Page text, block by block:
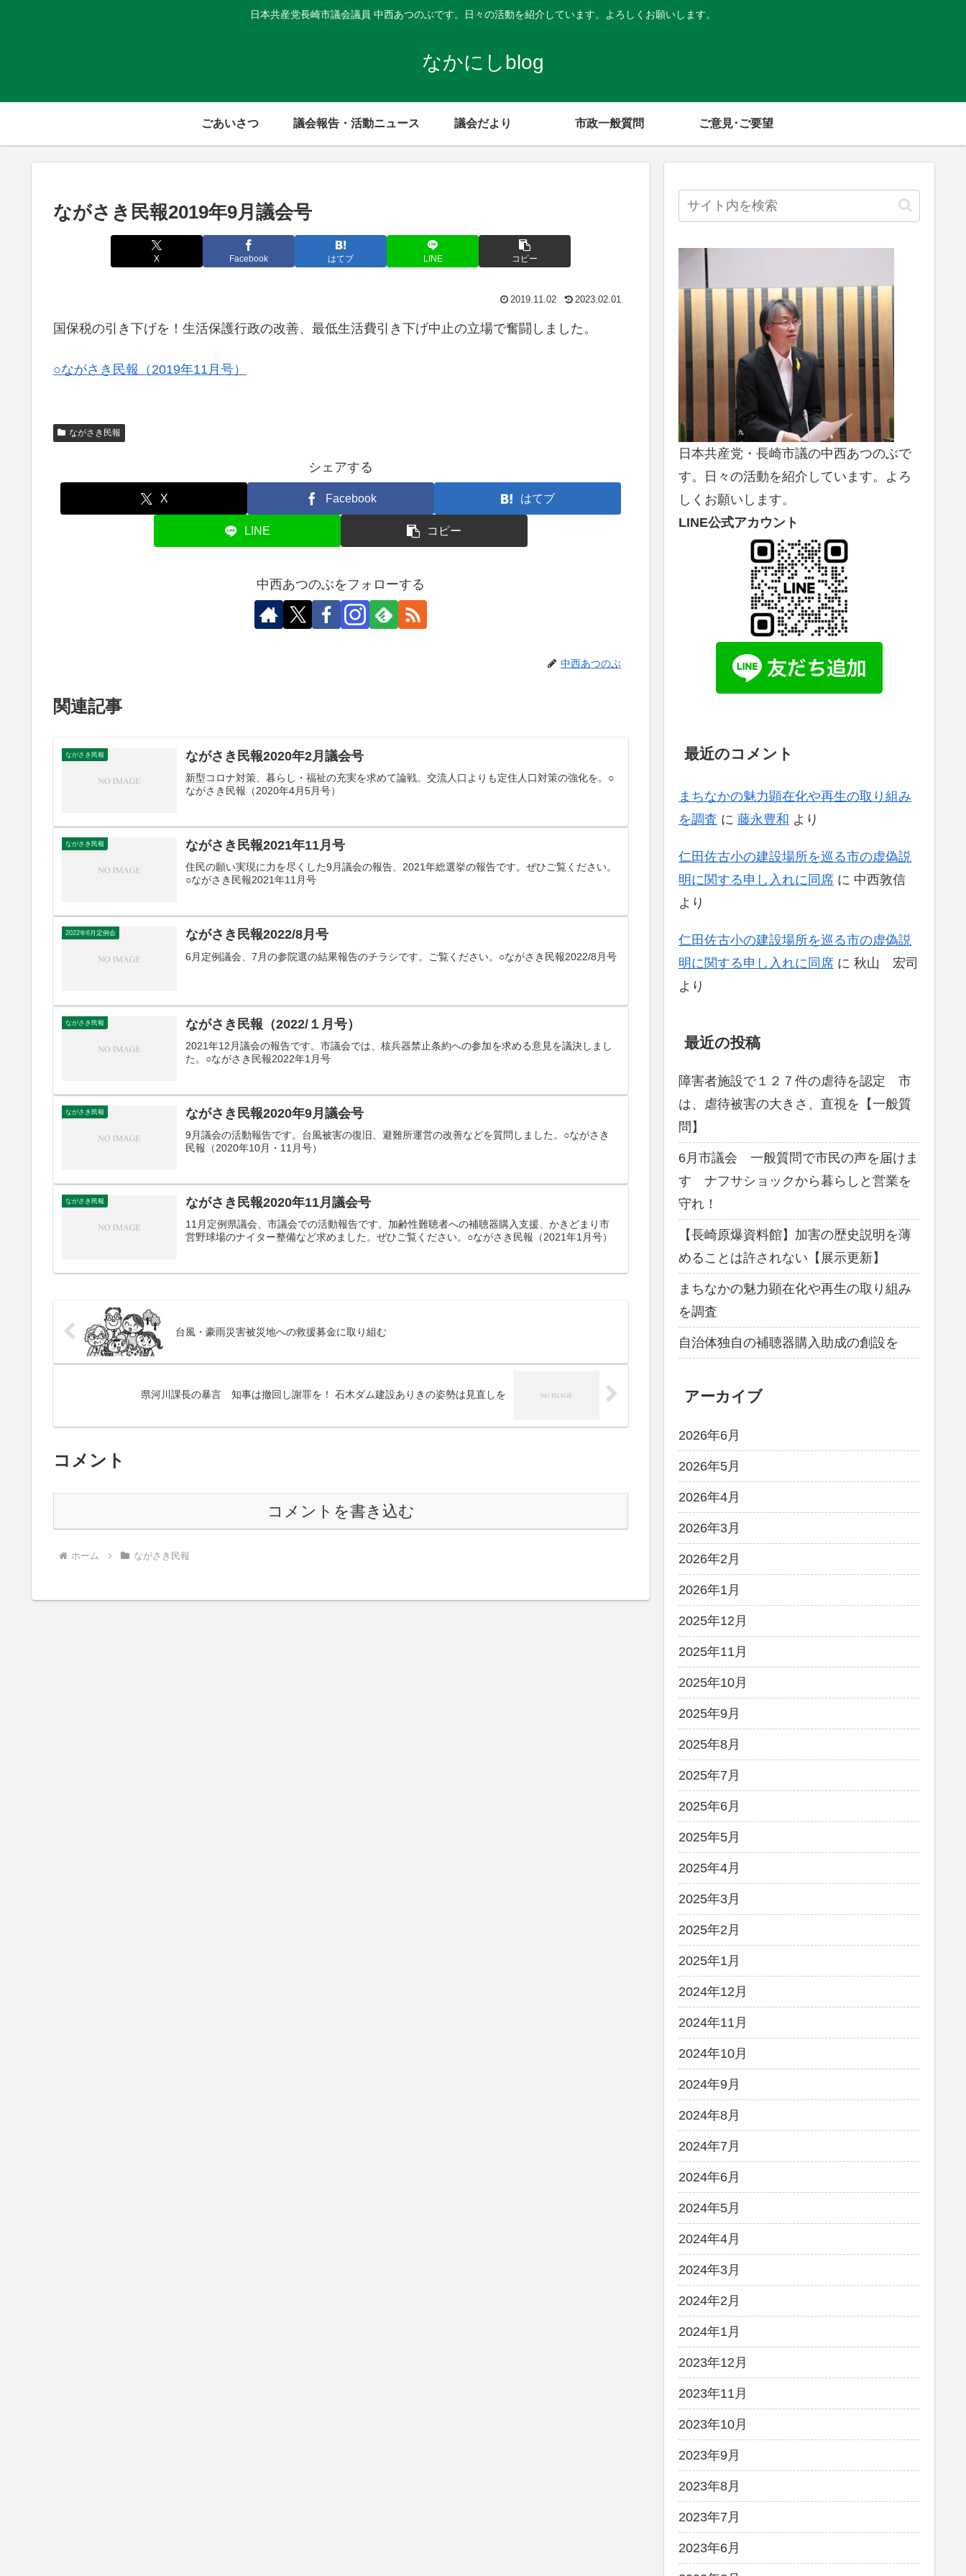
日本共産党長崎市議会議員 中西あつのぶです。日々の活動を紹介しています。よろしくお願いします。
なかにしblog
ごあいさつ 議会報告・活動ニュース 議会だより 市政一般質問 ご意見･ご要望
ながさき民報2019年9月議会号
X Facebook はてブ LINE コピー
2019.11.02 2023.02.01
国保税の引き下げを！生活保護行政の改善、最低生活費引き下げ中止の立場で奮闘しました。
○ながさき民報（2019年11月号）
ながさき民報
シェアする
X Facebook はてブ
LINE コピー
中西あつのぶをフォローする
中西あつのぶ
関連記事
ながさき民報 ながさき民報2020年2月議会号
新型コロナ対策、暮らし・福祉の充実を求めて論戦。交流人口よりも定住人口対策の強化を。○
ながさき民報（2020年4月5月号）
ながさき民報 ながさき民報2021年11月号
住民の願い実現に力を尽くした9月議会の報告、2021年総選挙の報告です。ぜひご覧ください。
○ながさき民報2021年11月号
2022年6月定例会 ながさき民報2022/8月号
6月定例議会、7月の参院選の結果報告のチラシです。ご覧ください。○ながさき民報2022/8月号
ながさき民報 ながさき民報（2022/１月号）
2021年12月議会の報告です。市議会では、核兵器禁止条約への参加を求める意見を議決しまし
た。○ながさき民報2022年1月号
ながさき民報 ながさき民報2020年9月議会号
9月議会の活動報告です。台風被害の復旧、避難所運営の改善などを質問しました。○ながさき
民報（2020年10月・11月号）
ながさき民報 ながさき民報2020年11月議会号
11月定例県議会、市議会での活動報告です。加齢性難聴者への補聴器購入支援、かきどまり市
営野球場のナイター整備など求めました。ぜひご覧ください。○ながさき民報（2021年1月号）
台風・豪雨災害被災地への救援募金に取り組む
県河川課長の暴言 知事は撤回し謝罪を！ 石木ダム建設ありきの姿勢は見直しを
コメント
コメントを書き込む
ホーム ながさき民報
日本共産党・長崎市議の中西あつのぶで
す。日々の活動を紹介しています。よろ
しくお願いします。
LINE公式アカウント
最近のコメント
まちなかの魅力顕在化や再生の取り組み
を調査 に 藤永豊和 より
仁田佐古小の建設場所を巡る市の虚偽説
明に関する申し入れに同席 に 中西敦信
より
仁田佐古小の建設場所を巡る市の虚偽説
明に関する申し入れに同席 に 秋山 宏司
より
最近の投稿
障害者施設で１２７件の虐待を認定 市
は、虐待被害の大きさ、直視を【一般質
問】
6月市議会 一般質問で市民の声を届けま
す ナフサショックから暮らしと営業を
守れ！
【長崎原爆資料館】加害の歴史説明を薄
めることは許されない【展示更新】
まちなかの魅力顕在化や再生の取り組み
を調査
自治体独自の補聴器購入助成の創設を
アーカイブ
2026年6月
2026年5月
2026年4月
2026年3月
2026年2月
2026年1月
2025年12月
2025年11月
2025年10月
2025年9月
2025年8月
2025年7月
2025年6月
2025年5月
2025年4月
2025年3月
2025年2月
2025年1月
2024年12月
2024年11月
2024年10月
2024年9月
2024年8月
2024年7月
2024年6月
2024年5月
2024年4月
2024年3月
2024年2月
2024年1月
2023年12月
2023年11月
2023年10月
2023年9月
2023年8月
2023年7月
2023年6月